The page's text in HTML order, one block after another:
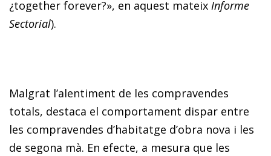
¿together forever?», en aquest mateix Informe
Sectorial).
Malgrat l’alentiment de les compravendes
totals, destaca el comportament dispar entre
les compravendes d’habitatge d’obra nova i les
de segona mà. En efecte, a mesura que les